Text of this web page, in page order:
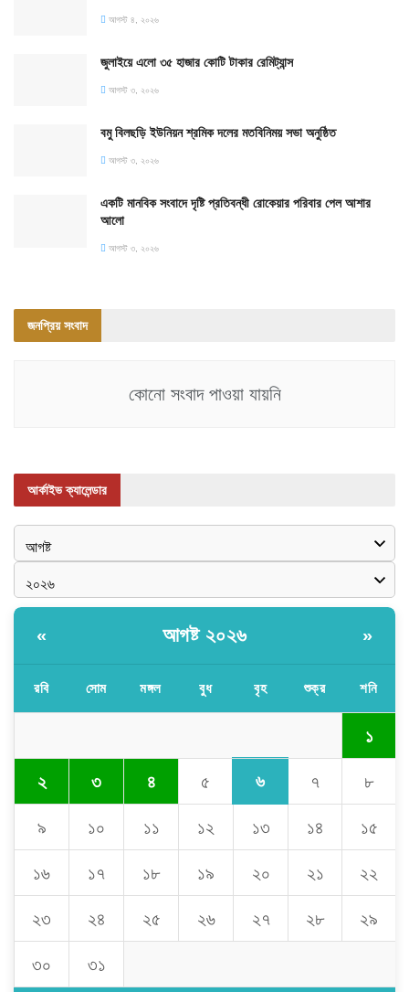
আগস্ট ৪, ২০২৬
জুলাইয়ে এলো ৩৫ হাজার কোটি টাকার রেমিট্যান্স
আগস্ট ৩, ২০২৬
বমু বিলছড়ি ইউনিয়ন শ্রমিক দলের মতবিনিময় সভা অনুষ্ঠিত
আগস্ট ৩, ২০২৬
একটি মানবিক সংবাদে দৃষ্টি প্রতিবন্ধী রোকেয়ার পরিবার পেল আশার
আলো
আগস্ট ৩, ২০২৬
জনপ্রিয় সংবাদ
কোনো সংবাদ পাওয়া যায়নি
আর্কাইভ ক্যালেন্ডার
« আগষ্ট ২০২৬ »
রবি সোম মঙ্গল বুধ বৃহ শুক্র শনি
১
২ ৩ ৪ ৫ ৬ ৭ ৮
৯ ১০ ১১ ১২ ১৩ ১৪ ১৫
১৬ ১৭ ১৮ ১৯ ২০ ২১ ২২
২৩ ২৪ ২৫ ২৬ ২৭ ২৮ ২৯
৩০ ৩১